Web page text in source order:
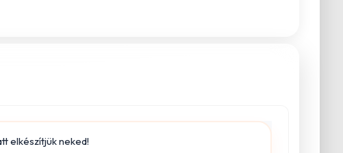
elkészítjük neked!